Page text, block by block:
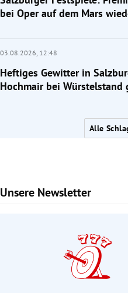
bei Oper auf dem Mars
03.08.2026, 12:48
Heftiges Gewitter in
Hochmair bei Würstelstand
Alle
Unsere Newsletter
Slide 1 von 6